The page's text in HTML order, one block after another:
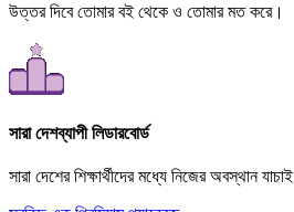
উত্তর দিবে তোমার বই থেকে ও তোমার মত করে।
সারা দেশব্যাপী লিডারবোর্ড
সারা দেশের শিক্ষার্থীদের মধ্যে নিজের অবস্থান যাচাই